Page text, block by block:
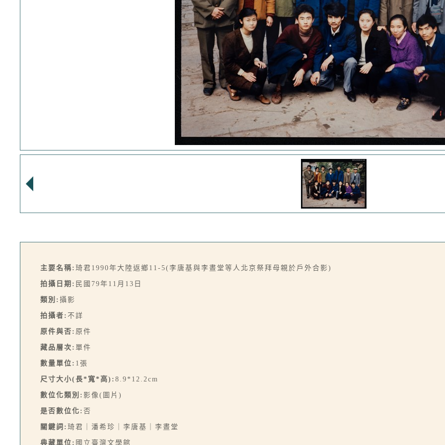
主要名稱: 琦君1990年大陸返鄉11-5(李唐基與李晝堂等人北京祭拜母親於戶外合影)
拍攝日期: 民國79年11月13日
類別: 攝影
拍攝者: 不詳
原件與否: 原件
藏品層次: 單件
數量單位: 1張
尺寸大小(長*寬*高): 8.9*12.2cm
數位化類別: 影像(圖片)
是否數位化: 否
關鍵詞: 琦君｜潘希珍｜李唐基｜李晝堂
典藏單位: 國立臺灣文學館